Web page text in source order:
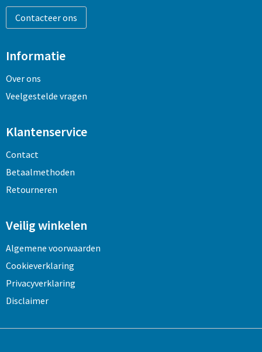
Contacteer ons
Informatie
Over ons
Veelgestelde vragen
Klantenservice
Contact
Betaalmethoden
Retourneren
Veilig winkelen
Algemene voorwaarden
Cookieverklaring
Privacyverklaring
Disclaimer